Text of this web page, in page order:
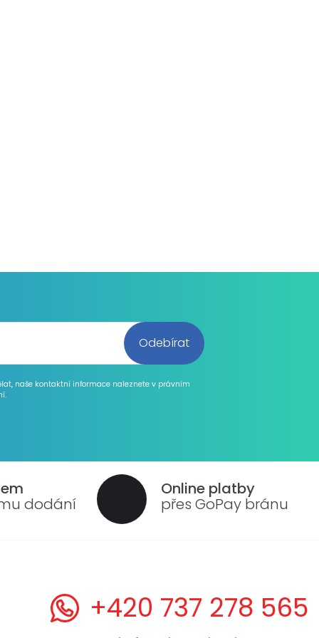
naše kontaktní informace naleznete v právním
dodání
Online platby
přes GoPay bránu
+420 737 278 565